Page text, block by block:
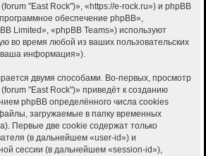
"East Rock")», «https://e-rock.ru») и phpBB
обеспечение phpBB»,
Limited», «phpBB Teams») используют
во время любой из ваших пользовательских
информация»).
двумя способами. Во-первых, просмотр
"East Rock")» приведёт к созданию
phpBB определённого числа cookies
загружаемые в папку временных
Первые две cookie содержат только
(в дальнейшем «user-id») и
сессии (в дальнейшем «session-id»),